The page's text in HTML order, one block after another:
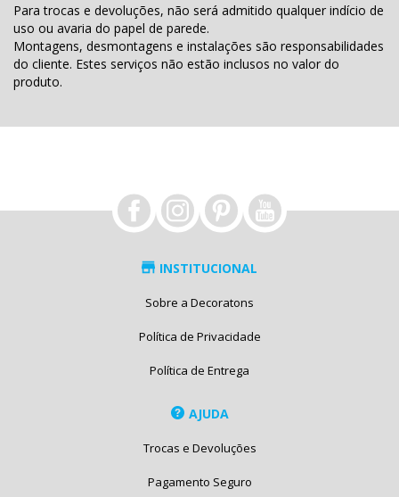
Para trocas e devoluções, não será admitido qualquer indício de
uso ou avaria do papel de parede.
Montagens, desmontagens e instalações são responsabilidades
do cliente. Estes serviços não estão inclusos no valor do
produto.
INSTITUCIONAL
Sobre a Decoratons
Política de Privacidade
Política de Entrega
AJUDA
Trocas e Devoluções
Pagamento Seguro